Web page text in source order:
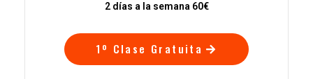
2 días a la semana 60€
1º Clase Gratuita